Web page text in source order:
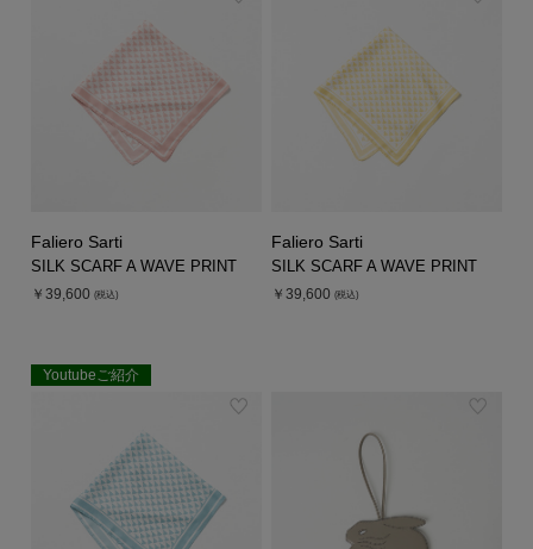
Faliero Sarti
SILK SCARF A WAVE PRINT
￥39,600 (税込)
Faliero Sarti
SILK SCARF A WAVE PRINT
￥39,600 (税込)
Youtubeご紹介